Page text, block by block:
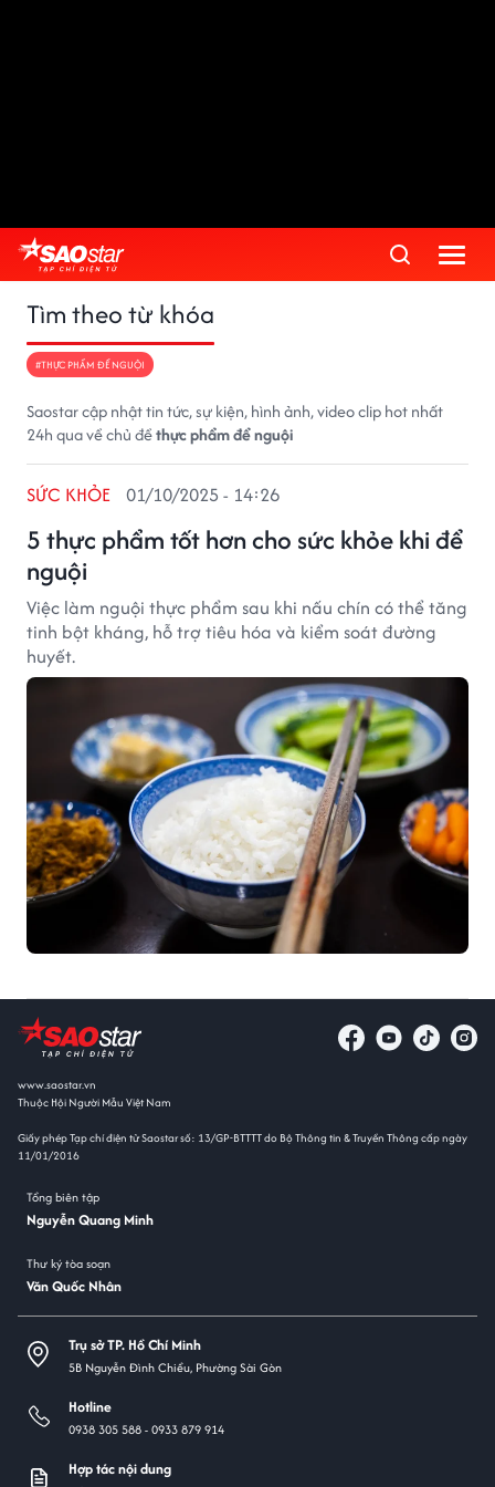
Tìm theo từ khóa
#THỰC PHẨM ĐỂ NGUỘI
Saostar cập nhật tin tức, sự kiện, hình ảnh, video clip hot nhất
24h qua về chủ đềthực phẩm để nguội
5 thực phẩm tốt hơn cho sức khỏe khi để
nguội
SỨC KHỎE 01/10/2025 - 14:26
Việc làm nguội thực phẩm sau khi nấu chín có thể tăng
tinh bột kháng, hỗ trợ tiêu hóa và kiểm soát đường
huyết.
www.saostar.vn
Thuộc Hội Người Mẫu Việt Nam
Giấy phép Tạp chí điện tử Saostar số: 13/GP-BTTTT do Bộ Thông tin & Truyền Thông cấp ngày
11/01/2016
Tổng biên tập
Nguyễn Quang Minh
Thư ký tòa soạn
Văn Quốc Nhân
Trụ sở TP. Hồ Chí Minh
5B Nguyễn Đình Chiểu, Phường Sài Gòn
Hotline
0938 305 588 -0933 879 914
Hợp tác nội dung